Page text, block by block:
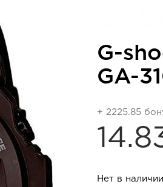
G-
GA-
+ 2225.85
Нет в наличии